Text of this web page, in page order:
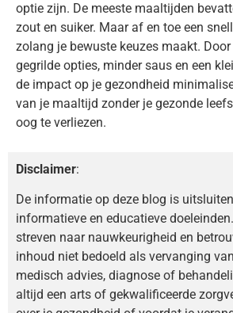
optie zijn. De meeste maaltijden
zout en suiker. Maar af en toe een
zolang je bewuste keuzes maakt.
gegrilde opties, minder saus en een
de impact op je gezondheid
van je maaltijd zonder je gezonde
oog te verliezen.
Disclaimer:
De informatie op deze blog is
informatieve en educatieve
streven naar nauwkeurigheid en
inhoud niet bedoeld als vervanging
medisch advies, diagnose of
altijd een arts of gekwalificeerde